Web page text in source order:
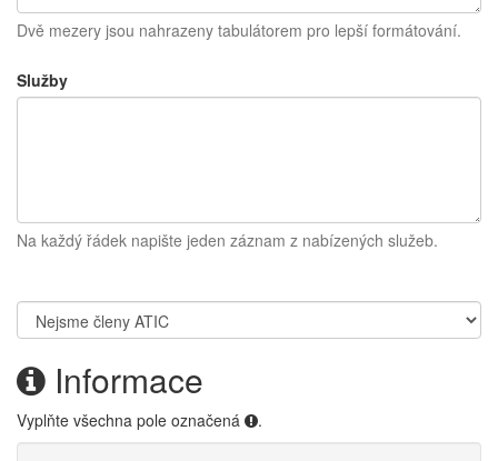
Dvě mezery jsou nahrazeny tabulátorem pro lepší formátování.
Služby
Na každý řádek napište jeden záznam z nabízených služeb.
Informace
Vyplňte všechna pole označená .